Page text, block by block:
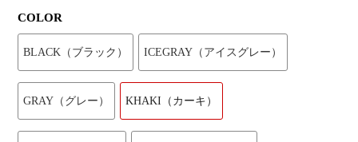
COLOR
BLACK（ブラック） ICEGRAY（アイスグレー）
GRAY（グレー） KHAKI（カーキ）